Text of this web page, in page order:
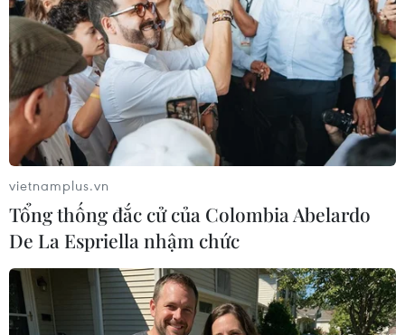
Italy bắt đầu tiến trình tham vấn giải
quyết bế tắc chính trị
09/12/2016 02:59
vietnamplus.vn
Tổng thống đắc cử của Colombia Abelardo
De La Espriella nhậm chức